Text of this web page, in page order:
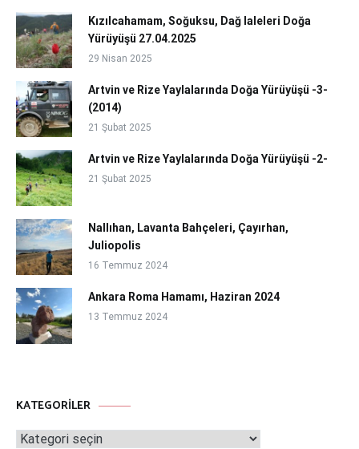
Kızılcahamam, Soğuksu, Dağ laleleri Doğa
Yürüyüşü 27.04.2025
29 Nisan 2025
Artvin ve Rize Yaylalarında Doğa Yürüyüşü -3-
(2014)
21 Şubat 2025
Artvin ve Rize Yaylalarında Doğa Yürüyüşü -2-
21 Şubat 2025
Nallıhan, Lavanta Bahçeleri, Çayırhan,
Juliopolis
16 Temmuz 2024
Ankara Roma Hamamı, Haziran 2024
13 Temmuz 2024
KATEGORILER
Kategoriler